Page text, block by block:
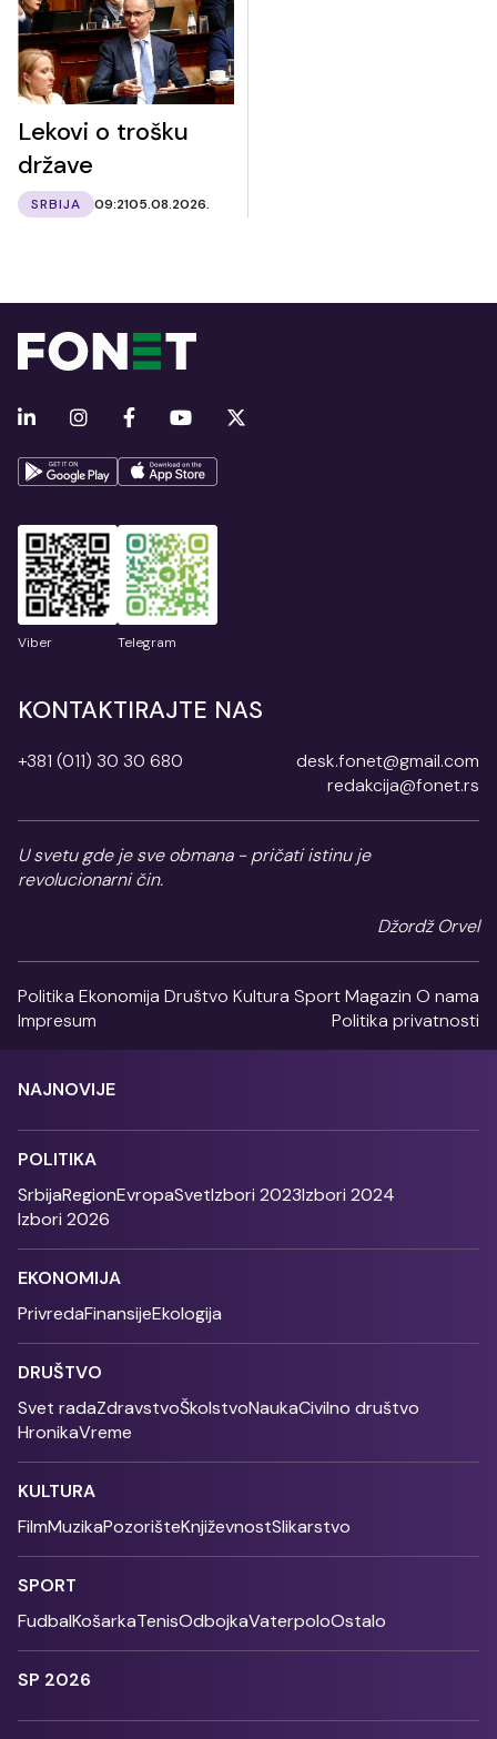
Lekovi o trošku
države
SRBIJA 09:2105.08.2026.
Viber Telegram
KONTAKTIRAJTE NAS
+381 (011) 30 30 680
desk.fonet@gmail.com
redakcija@fonet.rs
U svetu gde je sve obmana - pričati istinu je
revolucionarni čin.
Džordž Orvel
Politika Ekonomija Društvo Kultura SportMagazin O nama
Impresum
Politika privatnosti
NAJNOVIJE
POLITIKA
SrbijaRegionEvropaSvetIzbori 2023Izbori 2024
Izbori 2026
EKONOMIJA
PrivredaFinansijeEkologija
DRUŠTVO
Svet radaZdravstvoŠkolstvoNaukaCivilno društvo
HronikaVreme
KULTURA
FilmMuzikaPozorišteKnjiževnostSlikarstvo
SPORT
FudbalKošarkaTenisOdbojkaVaterpoloOstalo
SP 2026